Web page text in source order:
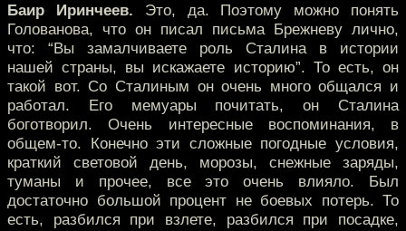
Баир Иринчеев. Это, да. Поэтому можно понять
Голованова, что он писал письма Брежневу лично,
что: “Вы замалчиваете роль Сталина в истории
нашей страны, вы искажаете историю”. То есть, он
такой вот. Со Сталиным он очень много общался и
работал. Его мемуары почитать, он Сталина
боготворил. Очень интересные воспоминания, в
общем-то. Конечно эти сложные погодные условия,
краткий световой день, морозы, снежные заряды,
туманы и прочее, все это очень влияло. Был
достаточно большой процент не боевых потерь. То
есть, разбился при взлете, разбился при посадке,